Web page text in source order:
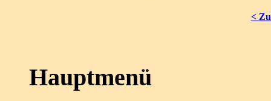
<
Hauptmenü